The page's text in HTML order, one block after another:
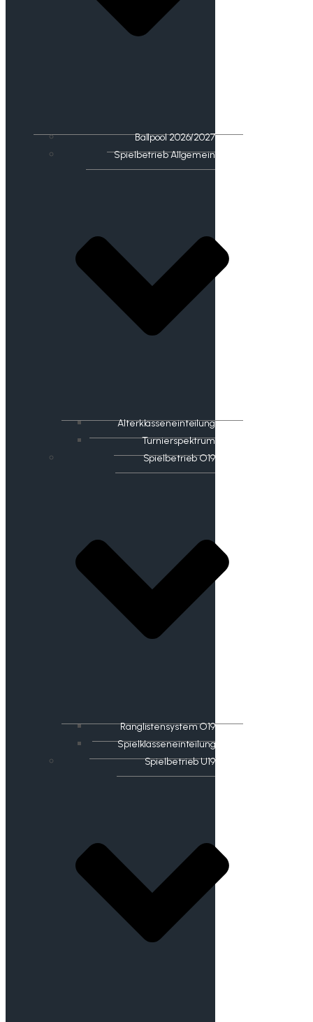
Ballpool 2026/2027
Spielbetrieb Allgemein
Alterklasseneinteilung
Turnierspektrum
Spielbetrieb O19
Ranglistensystem O19
Spielklasseneinteilung
Spielbetrieb U19